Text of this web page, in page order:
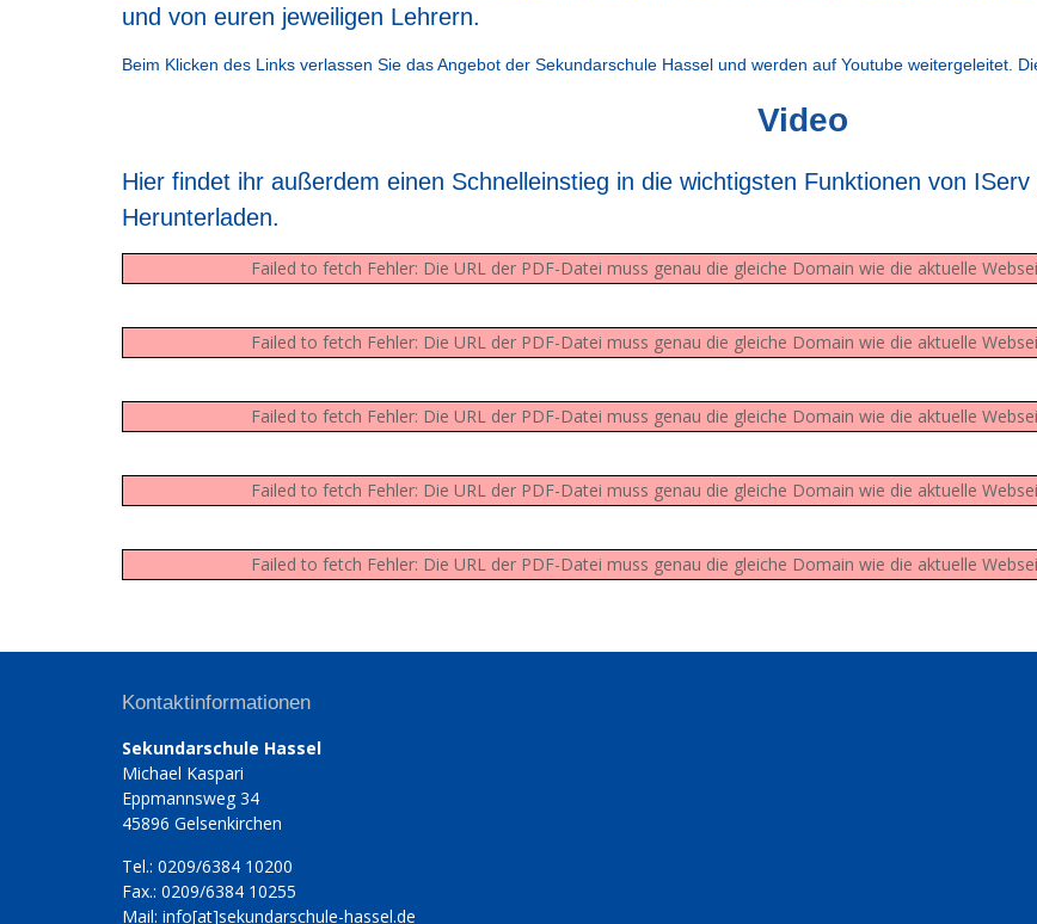
und von euren jeweiligen Lehrern.
Beim Klicken des Links verlassen Sie das Angebot der Sekundarschule Hassel und werden auf Youtube weitergeleitet.
Video
Hier findet ihr außerdem einen Schnelleinstieg in die wichtigsten Funktionen von
Herunterladen.
Failed to fetch Fehler: Die URL der PDF-Datei muss genau die gleiche Domain wie die aktuelle
Failed to fetch Fehler: Die URL der PDF-Datei muss genau die gleiche Domain wie die aktuelle
Failed to fetch Fehler: Die URL der PDF-Datei muss genau die gleiche Domain wie die aktuelle
Failed to fetch Fehler: Die URL der PDF-Datei muss genau die gleiche Domain wie die aktuelle
Failed to fetch Fehler: Die URL der PDF-Datei muss genau die gleiche Domain wie die aktuelle
Kontaktinformationen
Sekundarschule Hassel
Michael Kaspari
Eppmannsweg 34
45896 Gelsenkirchen
Tel.: 0209/6384 10200
Fax.: 0209/6384 10255
Mail: info[at]sekundarschule-hassel.de